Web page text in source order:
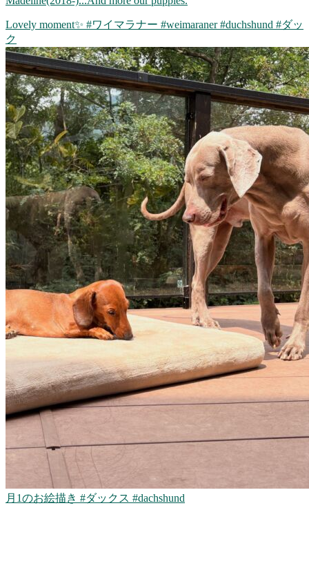
Lovely moment✨ #ワイマラナー #weimaraner #duchshund #ダッ
ク
月1のお絵描き #ダックス #dachshund